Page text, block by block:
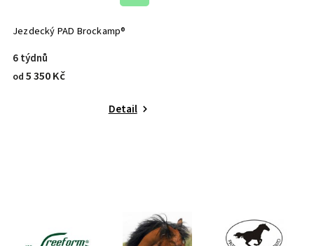
Jezdecký PAD Brockamp®
6 týdnů
od 5 350 Kč
Detail